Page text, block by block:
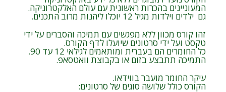
המעוניינים בהכרות ראשונית עם עולם האלקטרוניקה.
גם ילדים וילדות מגיל 12 יוכלו ליהנות מרוב התכנים.
זהו קורס מכוון ללא מפגשים עם תמיכה והסברים על ידי
טקסט ועל ידי סרטונים שיועלו לדף הקורס.
כל החומרים הם בעברית ומותאמים לגילאי 12 עד 90.
התמיכה תתבצע בזום או בקבוצת וואטסאפ.
עיקר החומר מועבר בווידאו.
הקורס כולל שלושה סוגים של סרטונים: